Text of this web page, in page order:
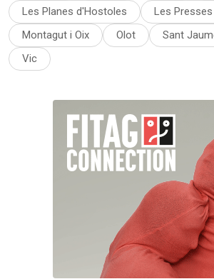
Les Planes d'Hostoles
Les Presses
Montagut i Oix
Olot
Sant
Vic